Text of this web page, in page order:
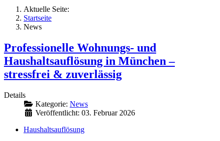
Aktuelle Seite:
Startseite
News
Professionelle Wohnungs- und
Haushaltsauflösung in München –
stressfrei & zuverlässig
Details
Kategorie: News
Veröffentlicht: 03. Februar 2026
Haushaltsauflösung